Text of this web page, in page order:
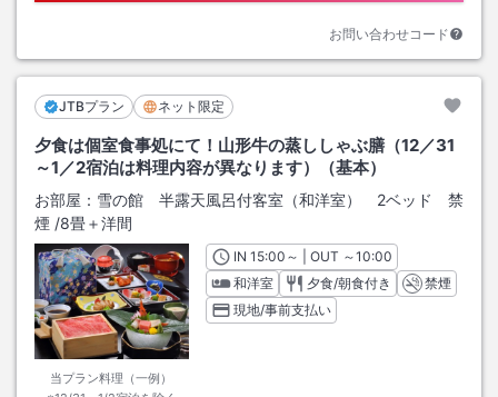
お問い合わせコード
JTBプラン ネット限定
夕食は個室食事処にて！山形牛の蒸ししゃぶ膳（12／31
～1／2宿泊は料理内容が異なります）（基本）
お部屋： 雪の館 半露天風呂付客室（和洋室） 2ベッド 禁
煙 /8畳＋洋間
当プラン料理（一例）
INチェックイン
15:00 ～ | OUT チェックアウト
～10:00
和洋室
夕食/朝食付き
禁煙
現地/事前支払い